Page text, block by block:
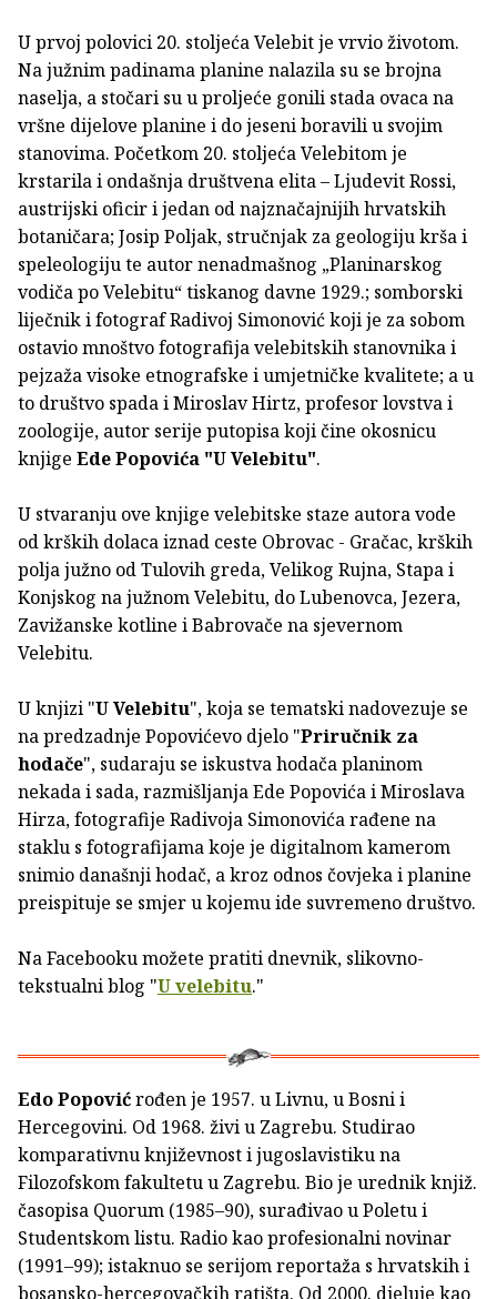
U prvoj polovici 20. stoljeća Velebit je vrvio životom.
Na južnim padinama planine nalazila su se brojna
naselja, a stočari su u proljeće gonili stada ovaca na
vršne dijelove planine i do jeseni boravili u svojim
stanovima. Početkom 20. stoljeća Velebitom je
krstarila i ondašnja društvena elita – Ljudevit Rossi,
austrijski oficir i jedan od najznačajnijih hrvatskih
botaničara; Josip Poljak, stručnjak za geologiju krša i
speleologiju te autor nenadmašnog „Planinarskog
vodiča po Velebitu“ tiskanog davne 1929.; somborski
liječnik i fotograf Radivoj Simonović koji je za sobom
ostavio mnoštvo fotografija velebitskih stanovnika i
pejzaža visoke etnografske i umjetničke kvalitete; a u
to društvo spada i Miroslav Hirtz, profesor lovstva i
zoologije, autor serije putopisa koji čine okosnicu
knjige Ede Popovića "U Velebitu".
U stvaranju ove knjige velebitske staze autora vode
od krških dolaca iznad ceste Obrovac - Gračac, krških
polja južno od Tulovih greda, Velikog Rujna, Stapa i
Konjskog na južnom Velebitu, do Lubenovca, Jezera,
Zavižanske kotline i Babrovače na sjevernom
Velebitu.
U knjizi "U Velebitu", koja se tematski nadovezuje se
na predzadnje Popovićevo djelo "Priručnik za
hodače", sudaraju se iskustva hodača planinom
nekada i sada, razmišljanja Ede Popovića i Miroslava
Hirza, fotografije Radivoja Simonovića rađene na
staklu s fotografijama koje je digitalnom kamerom
snimio današnji hodač, a kroz odnos čovjeka i planine
preispituje se smjer u kojemu ide suvremeno društvo.
Na Facebooku možete pratiti dnevnik, slikovno-
tekstualni blog "U velebitu."
Edo Popovićrođen je 1957. u Livnu, u Bosni i
Hercegovini. Od 1968. živi u Zagrebu. Studirao
komparativnu književnost i jugoslavistiku na
Filozofskom fakultetu u Zagrebu. Bio je urednik knjiž.
časopisa Quorum (1985–90), surađivao u Poletu i
Studentskom listu. Radio kao profesionalni novinar
(1991–99); istaknuo se serijom reportaža s hrvatskih i
bosansko-hercegovačkih ratišta. Od 2000. djeluje kao